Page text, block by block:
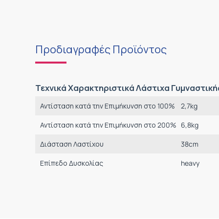
Προδιαγραφές Προϊόντος
Τεχνικά Χαρακτηριστικά Λάστιχα
Αντίσταση κατά την Επιμήκυνση στο 100% 2,7kg
Αντίσταση κατά την Επιμήκυνση στο 200% 6,8kg
Διάσταση Λαστίχου 38cm
Επίπεδο Δυσκολίας heavy